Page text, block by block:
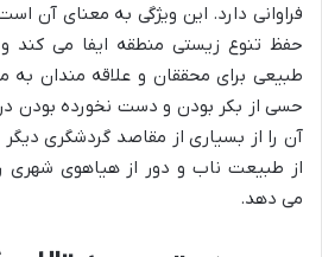
فراوانی دارد. این ویژگی به معنای آن
حفظ تنوع زیستی منطقه ایفا می کند
طبیعی برای محققان و علاقه مندان
حسی از بکر بودن و دست نخورده بودن
آن را از بسیاری از مقاصد گردشگری
از طبیعت ناب و دور از هیاهوی شهری
می دهد.